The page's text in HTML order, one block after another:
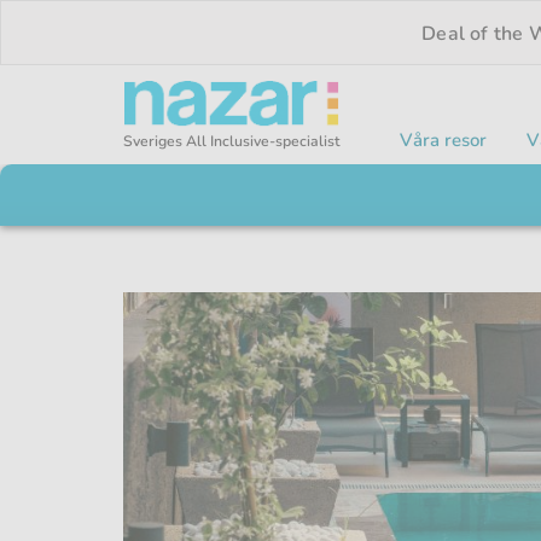
Deal of the
Nazar logotyp
Sveriges All Inclusive-specialist Våra resor